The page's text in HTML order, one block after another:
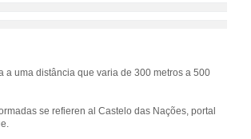
a uma distância que varia de 300 metros a 500
se refieren al Castelo das Nações, portal